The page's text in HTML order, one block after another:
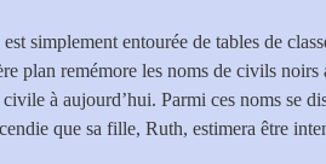
simplement entourée de tables de
plan remémore les noms de civils noirs
à aujourd’hui. Parmi ces noms se
que sa fille, Ruth, estimera être